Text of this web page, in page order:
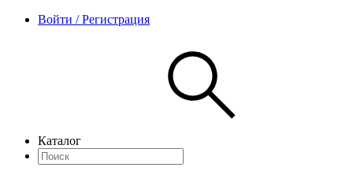
Войти / Регистрация
Каталог